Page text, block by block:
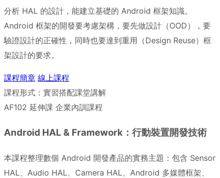
分析 HAL 的設計，能建立基礎的 Android 框架知識。
Android 框架的開發要考慮架構，要先做設計（OOD），要
驗證設計的正確性，同時也要達到重用（Design Reuse）框
架設計的要求。
課程簡章 線上課程
課程形式：實習搭配課堂講解
AF102 延伸課 企業內訓課程
Android HAL & Framework：行動裝置開發技術
本課程整理數個 Android 開發產品的實務主題：包含 Sensor
HAL、Audio HAL、Camera HAL、Android 多媒體框架、